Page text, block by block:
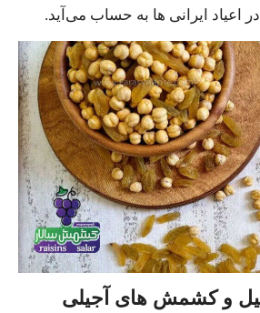
اعیاد ایرانی ها به حساب می‌آید.
و کشمش های آجیلی